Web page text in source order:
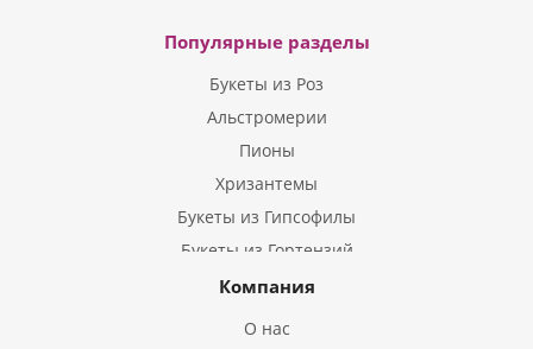
Популярные разделы
Букеты из Роз
Альстромерии
Пионы
Хризантемы
Букеты из Гипсофилы
Букеты из Гортензий
Букеты из Ирисов
Компания
О нас